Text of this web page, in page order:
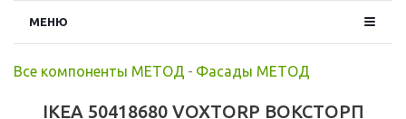
МЕНЮ
Все компоненты МЕТОД - Фасады МЕТОД
IKEA 50418680 VOXTORP ВОКСТОРП